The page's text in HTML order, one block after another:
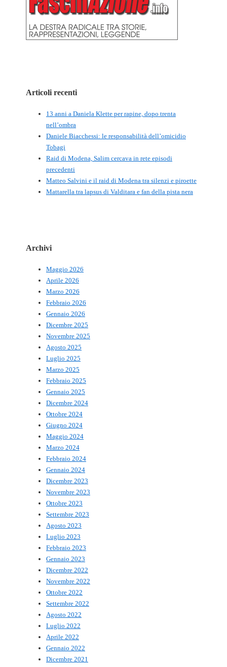
Articoli recenti
13 anni a Daniela Klette per rapine, dopo trenta
nell’ombra
Daniele Biacchessi: le responsabilità dell’omicidio
Tobagi
Raid di Modena, Salim cercava in rete episodi
precedenti
Matteo Salvini e il raid di Modena tra silenzi e piroette
Mattarella tra lapsus di Valditara e fan della pista nera
Archivi
Maggio 2026
Aprile 2026
Marzo 2026
Febbraio 2026
Gennaio 2026
Dicembre 2025
Novembre 2025
Agosto 2025
Luglio 2025
Marzo 2025
Febbraio 2025
Gennaio 2025
Dicembre 2024
Ottobre 2024
Giugno 2024
Maggio 2024
Marzo 2024
Febbraio 2024
Gennaio 2024
Dicembre 2023
Novembre 2023
Ottobre 2023
Settembre 2023
Agosto 2023
Luglio 2023
Febbraio 2023
Gennaio 2023
Dicembre 2022
Novembre 2022
Ottobre 2022
Settembre 2022
Agosto 2022
Luglio 2022
Aprile 2022
Gennaio 2022
Dicembre 2021